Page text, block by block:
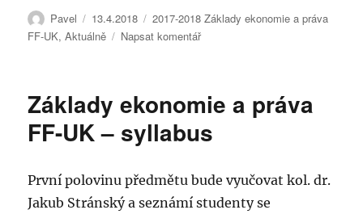
Autor:
Pavel Publikováno:
13.4.2018 Rubriky:
2017-2018 Základy ekonomie a práva
FF-UK,Aktuálně Napsat komentářpro
FF-
Základy
práva
13.4.2018
Základy ekonomie a práva
FF-UK – syllabus
První polovinu předmětu bude vyučovat kol. dr.
Jakub Stránský a seznámí studenty se